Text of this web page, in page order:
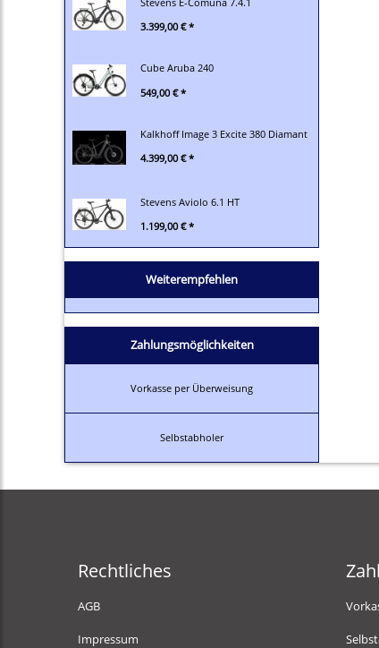
3.399,00 € *
Cube Aruba 240
549,00 € *
Kalkhoff Image 3 Excite 380 Diamant
4.399,00 € *
Stevens Aviolo 6.1 HT
1.199,00 € *
Weiterempfehlen
Zahlungsmöglichkeiten
Vorkasse per Überweisung
Selbstabholer
Rechtliches
AGB
Impressum